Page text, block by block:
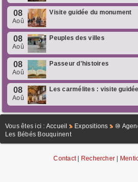
08
Aoû
Visite guidée du monument
08
Aoû
Peuples des villes
08
Aoû
Passeur d'histoires
08
Aoû
Les carmélites : visite guidée
Vous êtes ici : Accueil Expositions
⑩
Les Bébés Bouquinent
Contact| Rechercher |